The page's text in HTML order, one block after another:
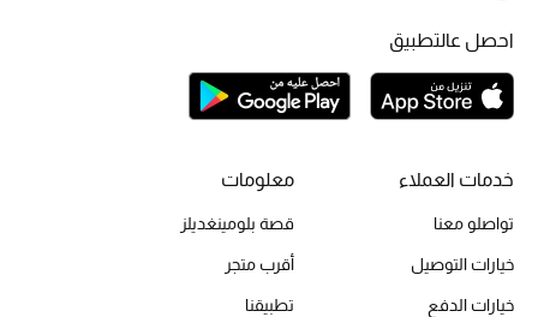
تسوقوا الحقائب
الموسم الجديد
أحذية النسائية
خدمات العملاء
تواصلو معنا
خيارات التوصيل
خيارات الدفع
معلومات
قصة بلومينغديلز
أقرب متجر
تطبيقنا
احصل عالتطبيق